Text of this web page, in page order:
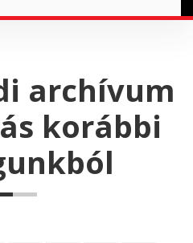
archívum
korábbi